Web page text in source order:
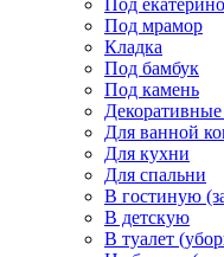
Под
Под мрамор
Кладка
Под бамбук
Под камень
Для ванной
Для кухни
Для спальни
В гостиную
В детскую
В туалет